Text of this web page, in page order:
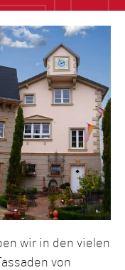
wir in den vielen
von